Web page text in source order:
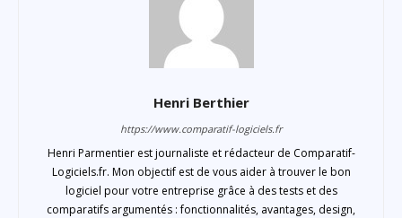
Henri Berthier
https://www.comparatif-logiciels.fr
Henri Parmentier est journaliste et rédacteur de Comparatif-
Logiciels.fr. Mon objectif est de vous aider à trouver le bon
logiciel pour votre entreprise grâce à des tests et des
comparatifs argumentés : fonctionnalités, avantages, design,